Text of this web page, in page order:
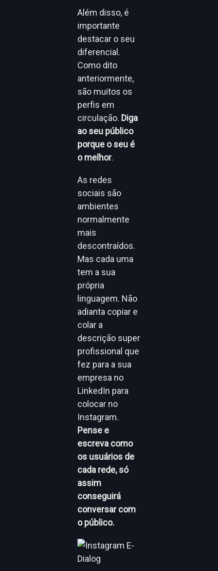
Além disso, é
importante
destacar o seu
diferencial.
Como dito
anteriormente,
são muitos os
perfis em
circulação. Diga
ao seu público
porque o seu é
o melhor.
As redes
sociais são
ambientes
normalmente
mais
descontraídos.
Mas cada uma
tem a sua
própria
linguagem. Não
adianta copiar e
colar a
descrição super
profissional que
fez para a sua
empresa no
LinkedIn para
colocar no
Instagram.
Pense e
escreva como
os usuários de
cada rede, só
assim
conseguirá
conversar com
o público.